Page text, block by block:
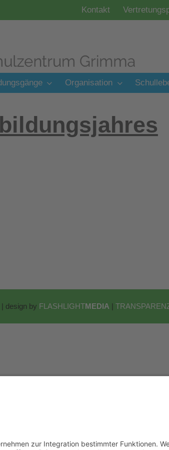
Kontakt
Organisation
design by FLASHLIGHTMEDIA |